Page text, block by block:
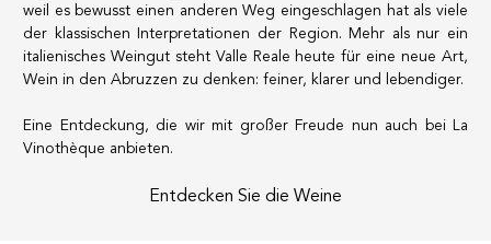
weil es bewusst einen anderen Weg eingeschlagen hat als viele
der klassischen Interpretationen der Region. Mehr als nur ein
italienisches Weingut steht Valle Reale heute für eine neue Art,
Wein in den Abruzzen zu denken: feiner, klarer und lebendiger.
Eine Entdeckung, die wir mit großer Freude nun auch bei La
Vinothèque anbieten.
Entdecken Sie die Weine